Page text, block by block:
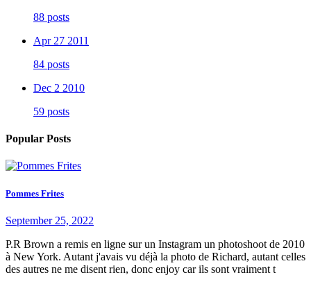
88 posts
Apr 27 2011
84 posts
Dec 2 2010
59 posts
Popular Posts
Pommes Frites
September 25, 2022
P.R Brown a remis en ligne sur un Instagram un photoshoot de 2010
à New York. Autant j'avais vu déjà la photo de Richard, autant celles
des autres ne me disent rien, donc enjoy car ils sont vraiment t